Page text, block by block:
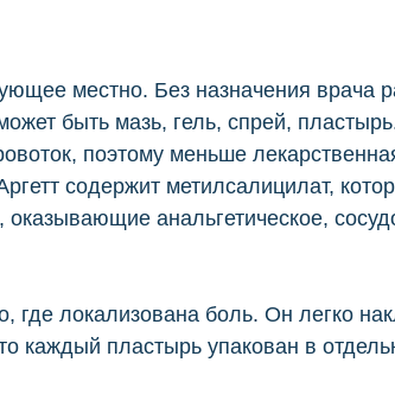
местно. Без назначения врача
быть мазь, гель, спрей,
поэтому меньше
содержит метилсалицилат,
анальгетическое,
где локализована боль. Он легко
каждый пластырь упакован в